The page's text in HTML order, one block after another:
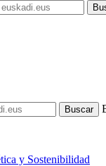
y Sostenibilidad